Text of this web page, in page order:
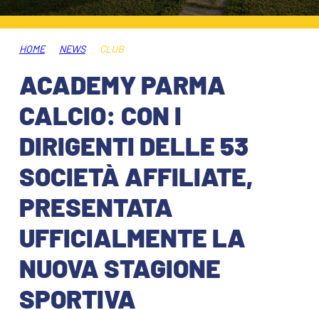
TICKETS
AWAY MATCHES
USEFUL SERVICES
ACCREDITATIONS
SHOP
THE CLUB
CLUB PERSONNEL
HISTORY
MUTTI TRAINING CENTER
STORE
MUSEUM
FLASH NEWS
STADIUM
MEDIA
CSR
HOME NEWS CLUB
ACADEMY PARMA
CALCIO: CON I
DIRIGENTI DELLE 53
SOCIETÀ AFFILIATE,
PRESENTATA
UFFICIALMENTE LA
NUOVA STAGIONE
SPORTIVA